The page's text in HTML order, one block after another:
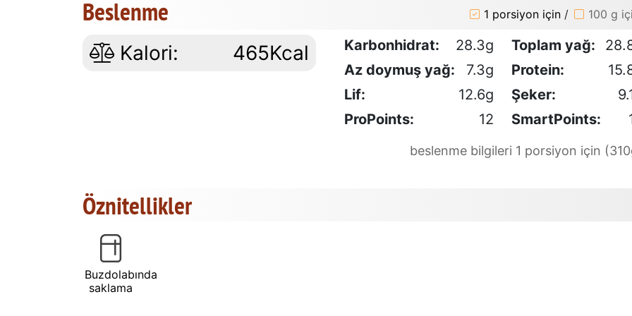
Beslenme 1 porsiyon için / 100 g
Kalori: 465Kcal Karbonhidrat: 28.3g Toplam yağ:
Az doymuş yağ:
7.3g Protein:
Lif:
12.6g Şeker:
ProPoints:
12 SmartPoints:
beslenme bilgileri 1 porsiyon için
Öznitellikler
Buzdolabında
saklama